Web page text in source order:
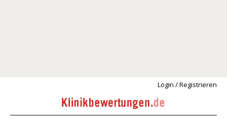
Login / Registrieren